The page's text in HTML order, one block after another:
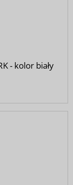
- kolor biały